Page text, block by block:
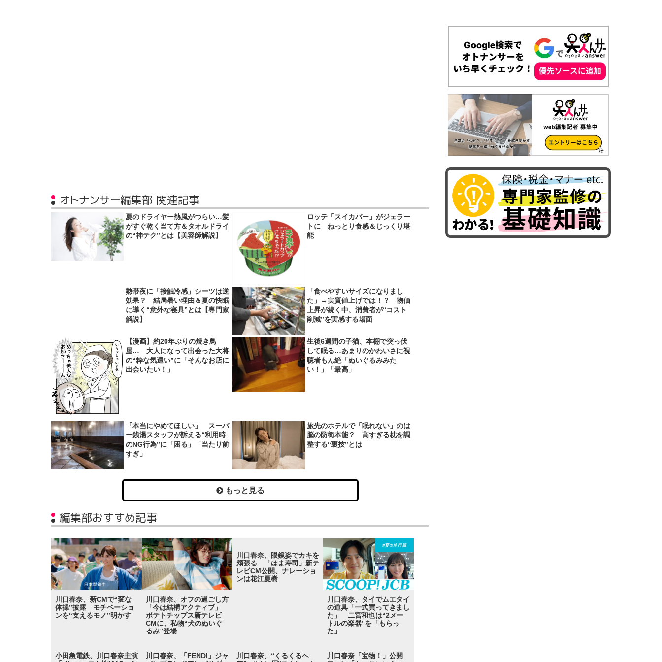
オトナンサー編集部 関連記事
夏のドライヤー熱風がつらい…髪
がすぐ乾く当て方＆タオルドライ
の“神テク”とは【美容師解説】
ロッテ「スイカバー」がジェラー
トに ねっとり食感＆じっくり堪
能
熱帯夜に「接触冷感」シーツは逆
効果？ 結局暑い理由＆夏の快眠
に導く“意外な寝具”とは【専門家
解説】
「食べやすいサイズになりまし
た」→実質値上げでは！？ 物価
上昇が続く中、消費者が“コスト
削減”を実感する場面
【漫画】約20年ぶりの焼き鳥
屋… 大人になって出会った大将
の“粋な気遣い”に「そんなお店に
出会いたい！」
生後6週間の子猫、本棚で突っ伏
して眠る…あまりのかわいさに視
聴者もん絶「ぬいぐるみみた
い！」「最高」
「本当にやめてほしい」 スーパ
ー銭湯スタッフが訴える“利用時
のNG行為”に「困る」「当たり前
すぎ」
旅先のホテルで「眠れない」のは
脳の防衛本能？ 高すぎる枕を調
整する“裏技”とは
もっと見る
編集部おすすめ記事
川口春奈、新CMで“変な
体操”披露 モチベーショ
ンを“支えるモノ”明かす
川口春奈、オフの過ごし方
「今は結構アクティブ」
ポテトチップス新テレビ
CMに、私物“犬のぬいぐ
るみ”登場
川口春奈、眼鏡姿でカキを
頬張る 「はま寿司」新テ
レビCM公開、ナレーショ
ンは花江夏樹
川口春奈、タイでムエタイ
の道具「一式買ってきまし
た」 二宮和也は“2メー
トルの楽器”を「もらっ
た」
小田急電鉄、川口春奈主演
川口春奈、「FENDI」ジャ
川口春奈、“くるくるヘ
川口春奈「宝物！」公開